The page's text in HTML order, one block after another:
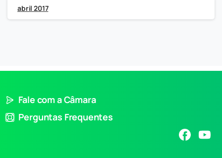
abril 2017
Fale com a Câmara
Perguntas Frequentes